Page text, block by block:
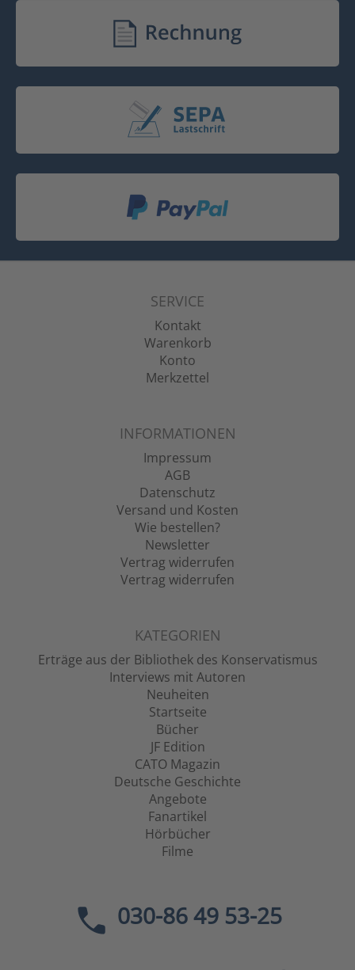
SERVICE
Kontakt
Warenkorb
Konto
Merkzettel
INFORMATIONEN
Impressum
AGB
Datenschutz
Versand und Kosten
Wie bestellen?
Newsletter
Vertrag widerrufen
Vertrag widerrufen
KATEGORIEN
Erträge aus der Bibliothek des Konservatismus
Interviews mit Autoren
Neuheiten
Startseite
Bücher
JF Edition
CATO Magazin
Deutsche Geschichte
Angebote
Fanartikel
Hörbücher
Filme
030-86 49 53-25